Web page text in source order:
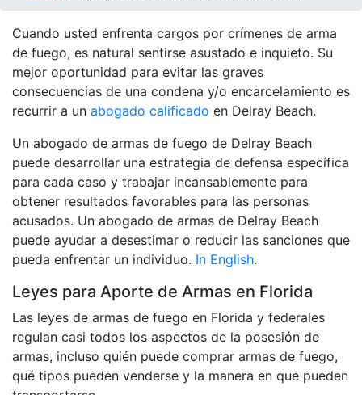
Cuando usted enfrenta cargos por crímenes de arma
de fuego, es natural sentirse asustado e inquieto. Su
mejor oportunidad para evitar las graves
consecuencias de una condena y/o encarcelamiento es
recurrir a un abogado calificado en Delray Beach.
Un abogado de armas de fuego de Delray Beach
puede desarrollar una estrategia de defensa específica
para cada caso y trabajar incansablemente para
obtener resultados favorables para las personas
acusados. Un abogado de armas de Delray Beach
puede ayudar a desestimar o reducir las sanciones que
pueda enfrentar un individuo. In English.
Leyes para Aporte de Armas en Florida
Las leyes de armas de fuego en Florida y federales
regulan casi todos los aspectos de la posesión de
armas, incluso quién puede comprar armas de fuego,
qué tipos pueden venderse y la manera en que pueden